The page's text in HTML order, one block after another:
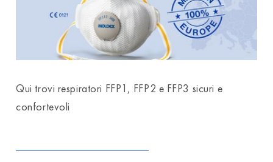
Qui trovi respiratori FFP1, FFP2 e FFP3 sicuri e
confortevoli